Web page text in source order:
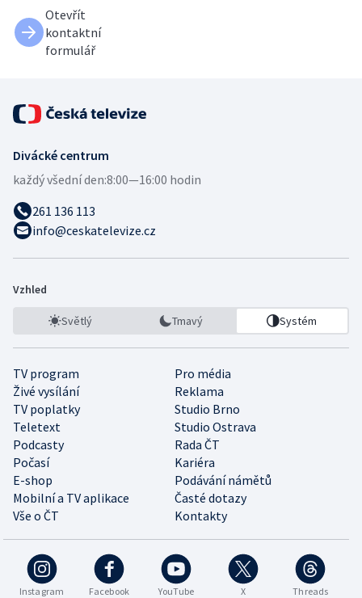
Otevřít
kontaktní
formulář
Divácké centrum
každý všední den:8:00—16:00 hodin
261 136 113
info@ceskatelevize.cz
Vzhled
Světlý Tmavý Systém
TV program
Pro média
Živé vysílání
Reklama
TV poplatky
Studio Brno
Teletext
Studio Ostrava
Podcasty
Rada ČT
Počasí
Kariéra
E-shop
Podávání námětů
Mobilní a TV aplikace
Časté dotazy
Vše o ČT
Kontakty
Instagram Facebook YouTube X Threads